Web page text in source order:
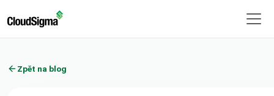
Zpět na blog